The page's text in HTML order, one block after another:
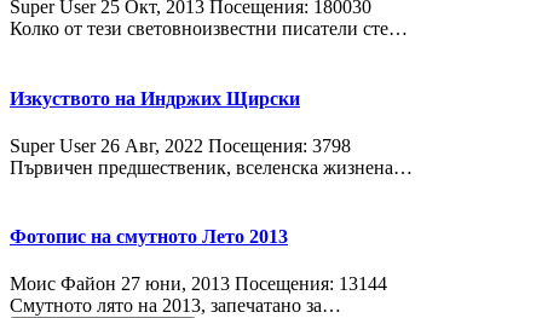
Super User 25 Окт, 2013 Посещения: 180030
Колко от тези световноизвестни писатели сте…
Изкуството на Индржих Щирски
Super User 26 Авг, 2022 Посещения: 3798
Първичен предшественик, вселенска жизнена…
Фотопис на смутното Лето 2013
Моис Файон 27 юни, 2013 Посещения: 13144
Смутното лято на 2013, запечатано за…